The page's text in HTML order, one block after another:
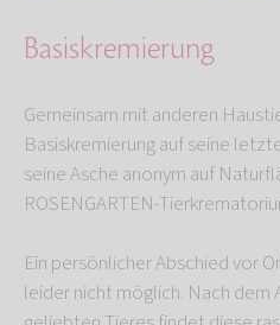
Basiskremierung
Gemeinsam mit anderen
Basiskremierung auf seine
seine Asche anonym auf
ROSENGARTEN-
Ein persönlicher Abschied vor
leider nicht möglich. Nach dem